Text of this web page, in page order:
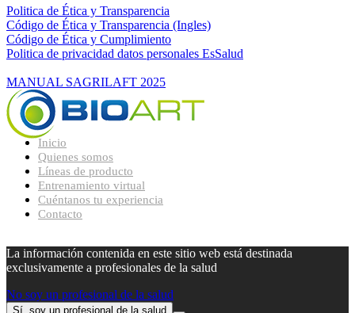
Politica de Ética y Transparencia
Código de Ética y Transparencia (Ingles)
Código de Ética y Cumplimiento
Politica de privacidad datos personales EsSalud
MANUAL SAGRILAFT 2025
Inicio
Quienes somos
Líneas de producto
Entrenamiento virtual
Cuéntanos tu experiencia
Contacto
La información contenida en este sitio web está destinada
exclusivamente a profesionales de la salud
No soy un profesional de la salud
Sí, soy un profesional de la salud